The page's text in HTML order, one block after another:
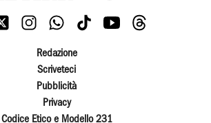
Redazione
Scriveteci
Pubblicità
Privacy
Codice Etico e Modello 231